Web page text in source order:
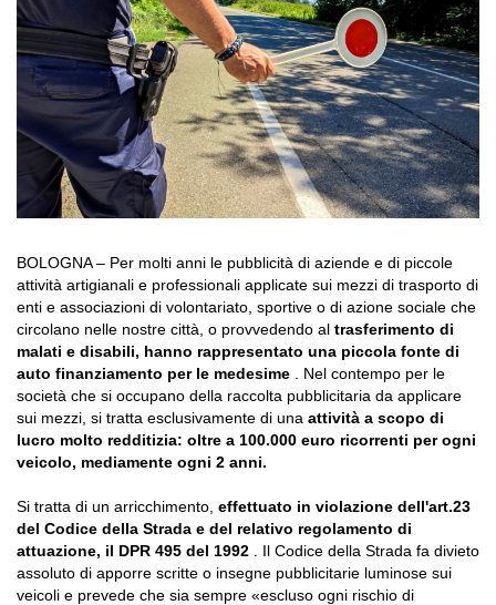
BOLOGNA – Per molti anni le pubblicità di aziende e di piccole
attività artigianali e professionali applicate sui mezzi di trasporto di
enti e associazioni di volontariato, sportive o di azione sociale che
circolano nelle nostre città, o provvedendo al trasferimento di
malati e disabili, hanno rappresentato una piccola fonte di
auto finanziamento per le medesime . Nel contempo per le
società che si occupano della raccolta pubblicitaria da applicare
sui mezzi, si tratta esclusivamente di una attività a scopo di
lucro molto redditizia: oltre a 100.000 euro ricorrenti per ogni
veicolo, mediamente ogni 2 anni.
Si tratta di un arricchimento, effettuato in violazione dell'art.23
del Codice della Strada e del relativo regolamento di
attuazione, il DPR 495 del 1992 . Il Codice della Strada fa divieto
assoluto di apporre scritte o insegne pubblicitarie luminose sui
veicoli e prevede che sia sempre «escluso ogni rischio di